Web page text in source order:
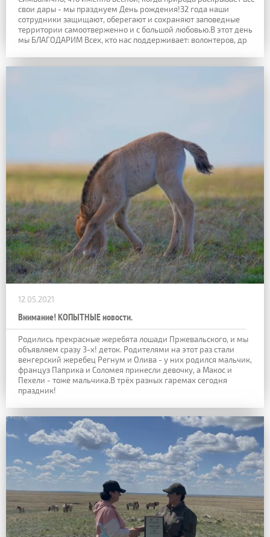
свои дары - мы празднуем День рождения!32 года наши
сотрудники защищают, оберегают и сохраняют заповедные
территории самоотверженно и с большой любовью.В этот день
мы БЛАГОДАРИМ Всех, кто нас поддерживает: волонтеров, др
12.05.2021
Внимание! КОПЫТНЫЕ новости.
Родились прекрасные жеребята лошади Пржевальского, и мы
объявляем сразу 3-х! деток. Родителями на этот раз стали
венгерский жеребец Регнум и Олива - у них родился мальчик,
француз Паприка и Соломея принесли девочку, а Макос и
Пехели - тоже мальчика.В трёх разных гаремах сегодня
праздник!